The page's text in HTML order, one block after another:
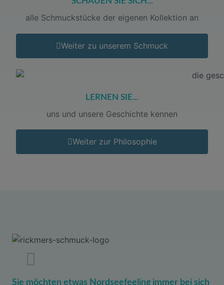
alle Schmuckstücke der eigenen Kollektion an
Weiter zu unserem Schmuck
LERNEN SIE...
uns und unsere Geschichte kennen
Weiter zur Philosophie
Sie möchten etwas Nordseefeeling immer bei sich